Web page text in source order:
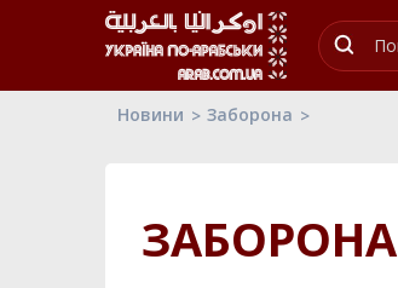
Новини Заборона
ЗАБОРОНА